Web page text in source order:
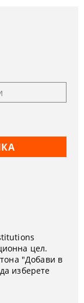
цел.
"Добави в
изберете